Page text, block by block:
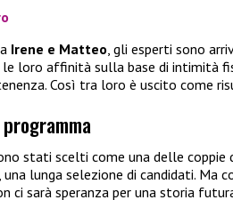
Irene e Matteo , gli esperti sono
loro affinità sulla base di intimità
Così tra loro è uscito come
stati scelti come una delle coppie
lunga selezione di candidati. Ma
ci sarà speranza per una storia